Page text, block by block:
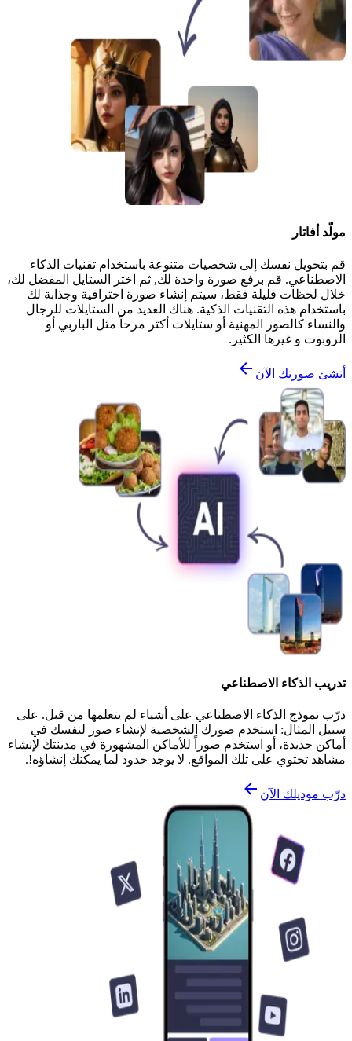
مولّد أفاتار
قم بتحويل نفسك إلى شخصيات متنوعة باستخدام تقنيات الذكاء
الاصطناعي. قم برفع صورة واحدة لك, ثم اختر الستايل المفضل لك،
خلال لحظات قليلة فقط، سيتم إنشاء صورة احترافية وجذابة لك
باستخدام هذه التقنيات الذكية. هناك العديد من الستايلات للرجال
والنساء كالصور المهنية أو ستايلات أكثر مرحاً مثل الباربي أو
الروبوت و غيرها الكثير.
أنشئ صورتك الآن
تدريب الذكاء الاصطناعي
درّب نموذج الذكاء الاصطناعي على أشياء لم يتعلمها من قبل. على
سبيل المثال: استخدم صورك الشخصية لإنشاء صور لنفسك في
أماكن جديدة، أو استخدم صوراً للأماكن المشهورة في مدينتك لإنشاء
مشاهد تحتوي على تلك المواقع. لا يوجد حدود لما يمكنك إنشاؤه!.
درّب موديلك الآن